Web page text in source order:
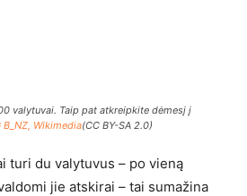
valytuvai. Taip pat atkreipkite dėmesį į
B_NZ, Wikimedia(CC BY-SA 2.0)
turi du valytuvus – po vieną
jie atskirai – tai sumažina